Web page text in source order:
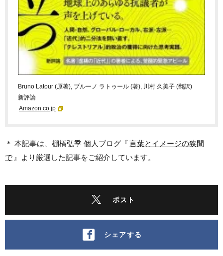
Bruno Latour (原著), ブルーノ ラトゥール (著), 川村 久美子 (翻訳)
新評論
Amazon.co.jp
＊ 本記事は、棚橋弘季 個人ブログ『言葉とイメージの狭間
で 』より厳選した記事をご紹介しています。
ポスト
シェアする